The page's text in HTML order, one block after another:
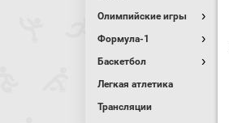
Олимпийские игры
Формула-1
Баскетбол
Легкая атлетика
Трансляции